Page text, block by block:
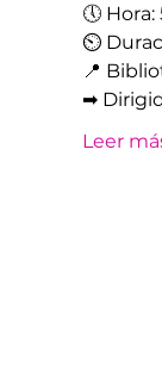
🕔
⏲​
📍
➡
Leer